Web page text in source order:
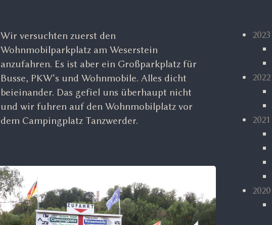
Wir versuchten zuerst den
Wohnmobilparkplatz am Weserstein
anzufahren. Es ist aber ein Großparkplatz für
Busse, PKW‘s und Wohnmobile. Alles dicht
beieinander. Das gefiel uns überhaupt nicht
und wir fuhren auf den Wohnmobilplatz vor
dem Campingplatz Tanzwerder.
2023
2022
2021
2020